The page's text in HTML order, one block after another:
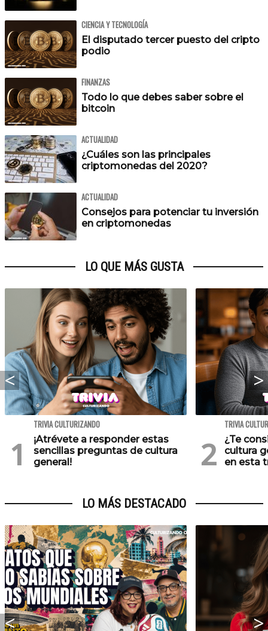
CIENCIA Y TECNOLOGÍA
El disputado tercer puesto del cripto
podio
FINANZAS
Todo lo que debes saber sobre el
bitcoin
ACTUALIDAD
¿Cuáles son las principales
criptomonedas del 2020?
ACTUALIDAD
Consejos para potenciar tu inversión
en criptomonedas
LO QUE MÁS GUSTA
TRIVIA CULTURIZANDO
¡Atrévete a responder estas
sencillas preguntas de cultura
general!
TRIVIA
¿Te
cultura
en esta
LO MÁS DESTACADO